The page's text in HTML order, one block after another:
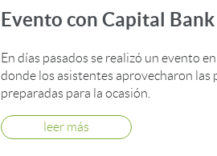
Evento con Capital
En días pasados se realizó un evento
donde los asistentes aprovecharon las
preparadas para la ocasión.
leer más